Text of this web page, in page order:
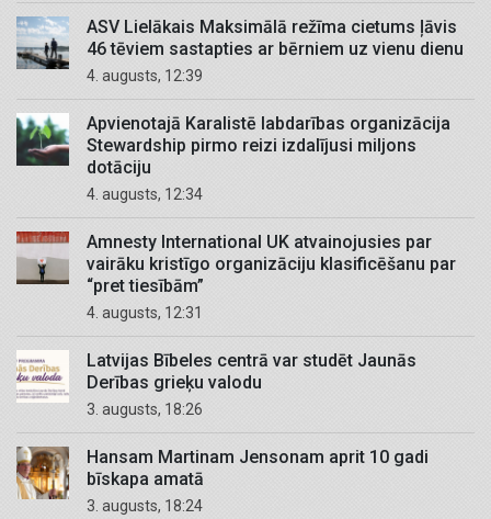
ASV Lielākais Maksimālā režīma cietums ļāvis
46 tēviem sastapties ar bērniem uz vienu dienu
4. augusts, 12:39
Apvienotajā Karalistē labdarības organizācija
Stewardship pirmo reizi izdalījusi miljons
dotāciju
4. augusts, 12:34
Amnesty International UK atvainojusies par
vairāku kristīgo organizāciju klasificēšanu par
“pret tiesībām”
4. augusts, 12:31
Latvijas Bībeles centrā var studēt Jaunās
Derības grieķu valodu
3. augusts, 18:26
Hansam Martinam Jensonam aprit 10 gadi
bīskapa amatā
3. augusts, 18:24